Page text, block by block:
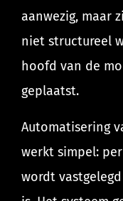
aanwezig, maar
niet structureel
hoofd van de
geplaatst.
Automatisering
werkt simpel:
wordt